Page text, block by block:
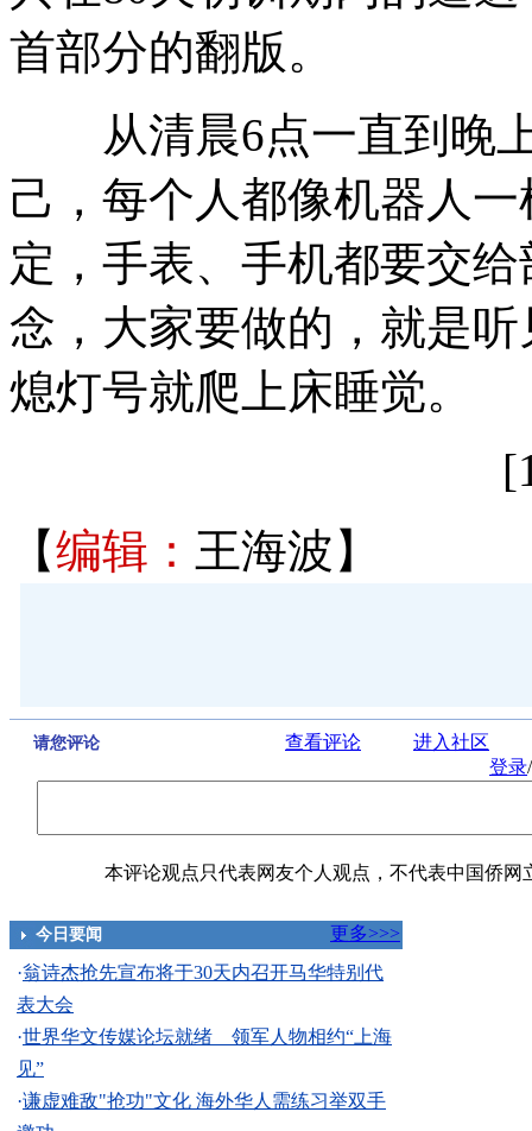
首部分的翻版。
从清晨6点一直到晚上
己，每个人都像机器人
定，手表、手机都要交
念，大家要做的，就是
熄灯号就爬上床睡觉。
【编辑： 王海波】
请您评论 查看评论
进入社区
登录/
本评论观点只代表网友个人观点，不代表中国侨网
今日要闻
更多>>>
·翁诗杰抢先宣布将于30天内召开马华特别代
表大会
·世界华文传媒论坛就绪 领军人物相约“上海
见”
·谦虚难敌"抢功"文化 海外华人需练习举双手